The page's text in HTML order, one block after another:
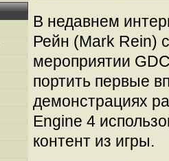
В недавнем
Рейн (Mark Rein)
мероприятии
портить первые
демонстрациях
Engine 4
контент из игры.